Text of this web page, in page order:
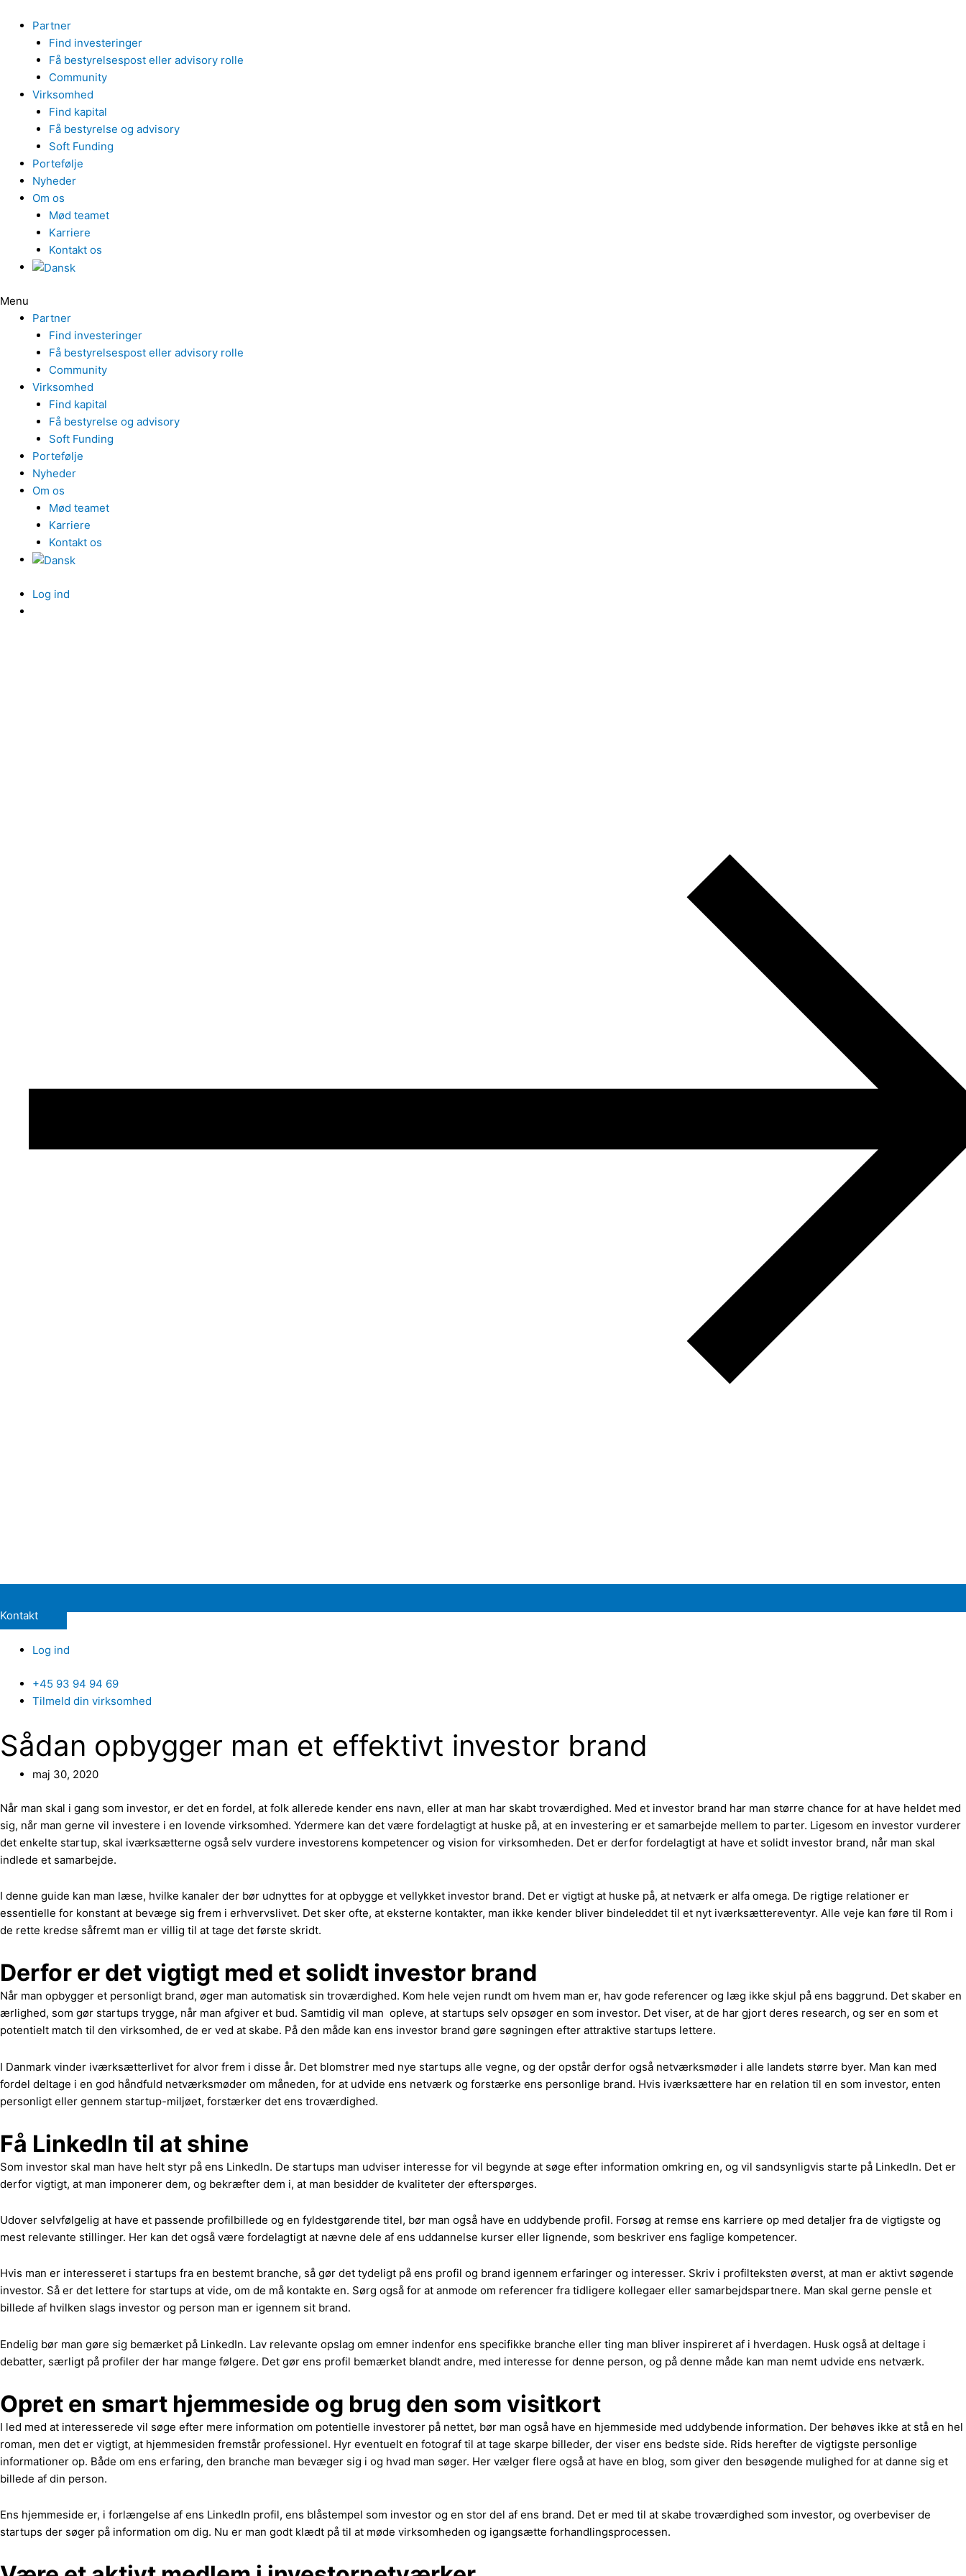
indholdet
Partner
Find investeringer
Få bestyrelsespost eller advisory rolle
Community
Virksomhed
Find kapital
Få bestyrelse og advisory
Soft Funding
Portefølje
Nyheder
Om os
Mød teamet
Karriere
Kontakt os
Menu
Partner
Find investeringer
Få bestyrelsespost eller advisory rolle
Community
Virksomhed
Find kapital
Få bestyrelse og advisory
Soft Funding
Portefølje
Nyheder
Om os
Mød teamet
Karriere
Kontakt os
Log ind
Kontakt
Log ind
+45 93 94 94 69
Tilmeld din virksomhed
Sådan opbygger man et effektivt investor brand
maj 30, 2020
Når man skal i gang som investor, er det en fordel, at folk allerede kender ens navn, eller at man har skabt troværdighed. Med et investor brand har man større chance for at have heldet med
sig, når man gerne vil investere i en lovende virksomhed. Ydermere kan det være fordelagtigt at huske på, at en investering er et samarbejde mellem to parter. Ligesom en investor vurderer
det enkelte startup, skal iværksætterne også selv vurdere investorens kompetencer og vision for virksomheden. Det er derfor fordelagtigt at have et solidt investor brand, når man skal
indlede et samarbejde.
I denne guide kan man læse, hvilke kanaler der bør udnyttes for at opbygge et vellykket investor brand. Det er vigtigt at huske på, at netværk er alfa omega. De rigtige relationer er
essentielle for konstant at bevæge sig frem i erhvervslivet. Det sker ofte, at eksterne kontakter, man ikke kender bliver bindeleddet til et nyt iværksættereventyr. Alle veje kan føre til Rom i
de rette kredse såfremt man er villig til at tage det første skridt.
Derfor er det vigtigt med et solidt investor brand
Når man opbygger et personligt brand, øger man automatisk sin troværdighed. Kom hele vejen rundt om hvem man er, hav gode referencer og læg ikke skjul på ens baggrund. Det skaber en
ærlighed, som gør startups trygge, når man afgiver et bud. Samtidig vil man opleve, at startups selv opsøger en som investor. Det viser, at de har gjort deres research, og ser en som et
potentielt match til den virksomhed, de er ved at skabe. På den måde kan ens investor brand gøre søgningen efter attraktive startups lettere.
I Danmark vinder iværksætterlivet for alvor frem i disse år. Det blomstrer med nye startups alle vegne, og der opstår derfor også netværksmøder i alle landets større byer. Man kan med
fordel deltage i en god håndfuld netværksmøder om måneden, for at udvide ens netværk og forstærke ens personlige brand. Hvis iværksættere har en relation til en som investor, enten
personligt eller gennem startup-miljøet, forstærker det ens troværdighed.
Få LinkedIn til at shine
Som investor skal man have helt styr på ens LinkedIn. De startups man udviser interesse for vil begynde at søge efter information omkring en, og vil sandsynligvis starte på LinkedIn. Det er
derfor vigtigt, at man imponerer dem, og bekræfter dem i, at man besidder de kvaliteter der efterspørges.
Udover selvfølgelig at have et passende profilbillede og en fyldestgørende titel, bør man også have en uddybende profil. Forsøg at remse ens karriere op med detaljer fra de vigtigste og
mest relevante stillinger. Her kan det også være fordelagtigt at nævne dele af ens uddannelse kurser eller lignende, som beskriver ens faglige kompetencer.
Hvis man er interesseret i startups fra en bestemt branche, så gør det tydeligt på ens profil og brand igennem erfaringer og interesser. Skriv i profilteksten øverst, at man er aktivt søgende
investor. Så er det lettere for startups at vide, om de må kontakte en. Sørg også for at anmode om referencer fra tidligere kollegaer eller samarbejdspartnere. Man skal gerne pensle et
billede af hvilken slags investor og person man er igennem sit brand.
Endelig bør man gøre sig bemærket på LinkedIn. Lav relevante opslag om emner indenfor ens specifikke branche eller ting man bliver inspireret af i hverdagen. Husk også at deltage i
debatter, særligt på profiler der har mange følgere. Det gør ens profil bemærket blandt andre, med interesse for denne person, og på denne måde kan man nemt udvide ens netværk.
Opret en smart hjemmeside og brug den som visitkort
I led med at interesserede vil søge efter mere information om potentielle investorer på nettet, bør man også have en hjemmeside med uddybende information. Der behøves ikke at stå en hel
roman, men det er vigtigt, at hjemmesiden fremstår professionel. Hyr eventuelt en fotograf til at tage skarpe billeder, der viser ens bedste side. Rids herefter de vigtigste personlige
informationer op. Både om ens erfaring, den branche man bevæger sig i og hvad man søger. Her vælger flere også at have en blog, som giver den besøgende mulighed for at danne sig et
billede af din person.
Ens hjemmeside er, i forlængelse af ens LinkedIn profil, ens blåstempel som investor og en stor del af ens brand. Det er med til at skabe troværdighed som investor, og overbeviser de
startups der søger på information om dig. Nu er man godt klædt på til at møde virksomheden og igangsætte forhandlingsprocessen.